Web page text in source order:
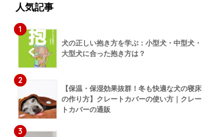
人気記事
1
犬の正しい抱き方を学ぶ：小型犬・中型犬・
大型犬に合った抱き方は？
2
【保温・保湿効果抜群！冬も快適な犬の寝床
の作り方】クレートカバーの使い方｜クレー
トカバーの通販
3